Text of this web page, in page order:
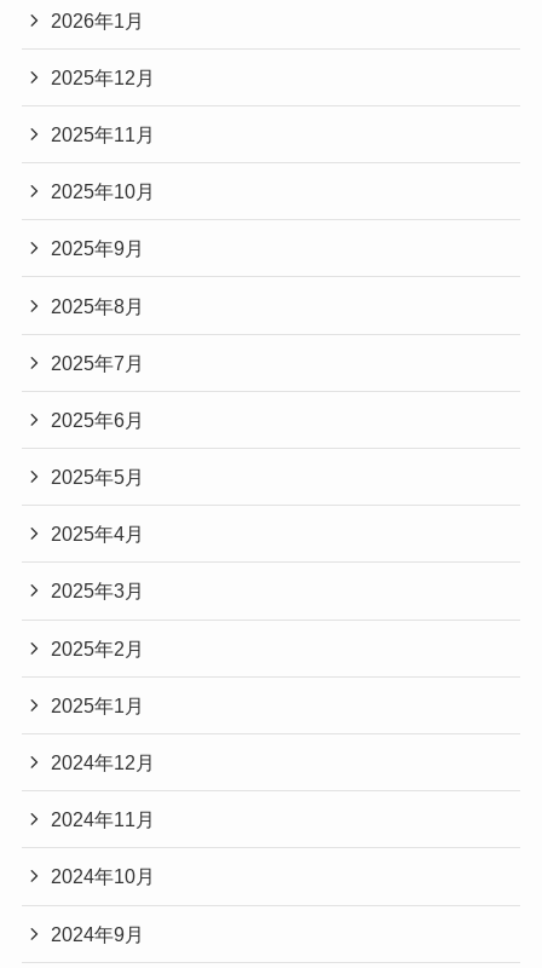
2026年1月
2025年12月
2025年11月
2025年10月
2025年9月
2025年8月
2025年7月
2025年6月
2025年5月
2025年4月
2025年3月
2025年2月
2025年1月
2024年12月
2024年11月
2024年10月
2024年9月